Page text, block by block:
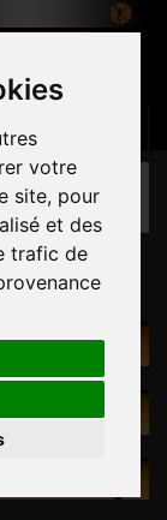
votre
site, pour
et des
trafic de